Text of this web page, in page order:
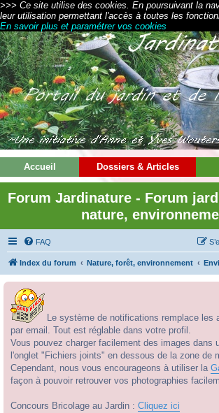
>>> Ce site utilise des cookies. En poursuivant la
leur utilisation permettant l'accès à toutes les
En savoir plus et paramétrer vos cookies
Accueil Dossiers & Articles
Forum Jardinature - Forum
nature,
FAQ
Index du forum Nature, forêt, environnement
Le système de notifications remplace les
par email. Tout est réglable dans votre profil.
Vous pouvez charger facilement des images dans
l'onglet "Fichiers joints" en dessous de la zone de
Cependant, nous vous encourageons à utiliser la
façon à pouvoir retrouver vos photographies
Concours Bricolage au Jardin : Cliquez ici